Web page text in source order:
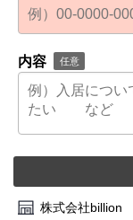
内容 任意
株式会社billion